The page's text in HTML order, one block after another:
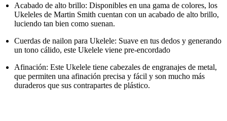
Acabado de alto brillo: Disponibles en una gama de colores, los
Ukeleles de Martin Smith cuentan con un acabado de alto brillo,
luciendo tan bien como suenan.
Cuerdas de nailon para Ukelele: Suave en tus dedos y generando
un tono cálido, este Ukelele viene pre-encordado
Afinación: Este Ukelele tiene cabezales de engranajes de metal,
que permiten una afinación precisa y fácil y son mucho más
duraderos que sus contrapartes de plástico.